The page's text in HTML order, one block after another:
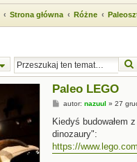
Strona główna Różne
Paleo LEGO
P
s
autor: nazuul » 27
Kiedyś budowałem
dinozaury":
https://